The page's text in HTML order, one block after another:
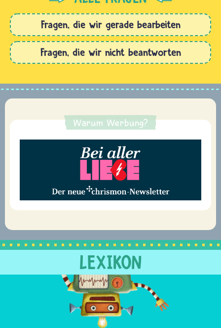
Fragen, die wir gerade bearbeiten
Fragen, die wir nicht beantworten
Warum Werbung?
LEXIKON